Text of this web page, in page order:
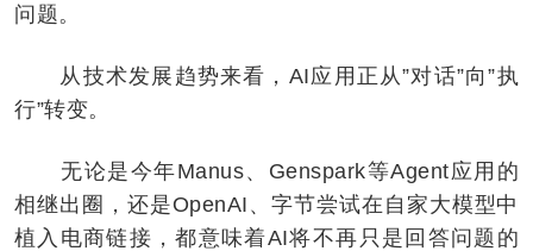
问题。
从技术发展趋势来看，AI应用正从”对话”向”执
行”转变。
无论是今年Manus、Genspark等Agent应用的
相继出圈，还是OpenAI、字节尝试在自家大模型中
植入电商链接，都意味着AI将不再只是回答问题的